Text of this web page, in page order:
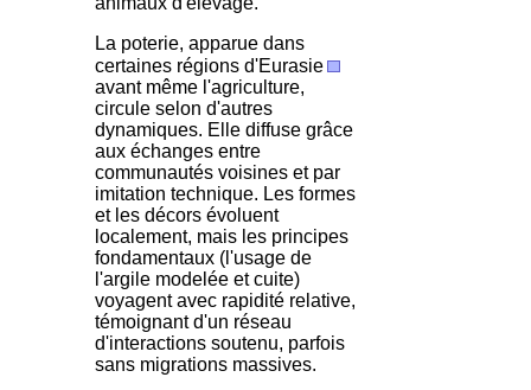
La poterie, apparue dans
certaines régions d'Eurasie
avant même l'agriculture,
circule selon d'autres
dynamiques. Elle diffuse grâce
aux échanges entre
communautés voisines et par
imitation technique. Les formes
et les décors évoluent
localement, mais les principes
fondamentaux (l'usage de
l'argile modelée et cuite)
voyagent avec rapidité relative,
témoignant d'un réseau
d'interactions soutenu, parfois
sans migrations massives.